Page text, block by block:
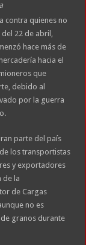
contra quienes no
22 de abril,
hace más de
hacia el
que
debido al
por la guerra
parte del país
los transportistas
y exportadores
de la
de Cargas
no es
granos durante